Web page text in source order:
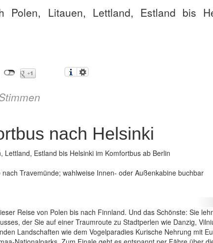
Polen, Litauen, Lettland, Estland bis
nach Helsinki
Estland bis Helsinki im Komfortbus ab Berlin
Travemünde; wahlweise Innen- oder Außenkabine buchbar
– im Komfortbus nach Helsinki
Reise von Polen bis nach Finnland. Und das Schönste: Sie
der Sie auf einer Traumroute zu Stadtperlen wie Danzig,
Landschaften wie dem Vogelparadies Kurische Nehrung mit